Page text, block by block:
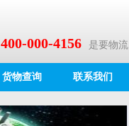
400-000-4156 是要物流
货物查询 联系我们